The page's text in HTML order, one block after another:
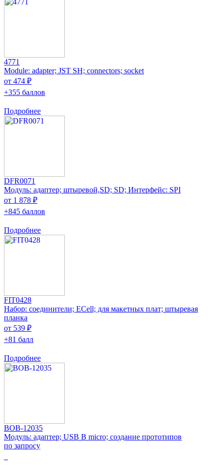
4771
Module: adapter; JST SH; connectors; socket
от 474 ₽
+355 баллов
Подробнее
DFR0071
Модуль: адаптер; штыревой,SD; SD; Интерфейс: SPI
от 1 878 ₽
+845 баллов
Подробнее
FIT0428
Набор: соединители; ECell; для макетных плат; штыревая
планка
от 539 ₽
+81 балл
Подробнее
BOB-12035
Модуль: адаптер; USB B micro; создание прототипов
по запросу